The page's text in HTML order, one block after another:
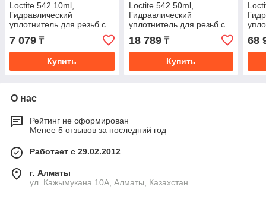
Loctite 542 10ml,
Гидравлический
уплотнитель для резьб с
маленьким шагом
7 079 ₸
Купить
Loctite 542 50ml,
Гидравлический
уплотнитель для резьб с
маленьким шагом
18 789₸
Купить
68
О нас
Рейтинг не сформирован
Менее 5 отзывов за последний год
Работает с 29.02.2012
г. Алматы
ул. Кажымукана 10А, Алматы, Казахстан